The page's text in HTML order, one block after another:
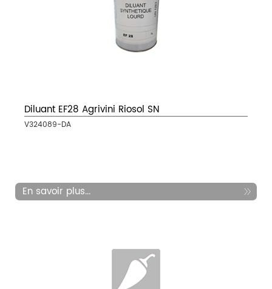
Diluant EF28 Agrivini Riosol SN
V324089-DA
En savoir plus...